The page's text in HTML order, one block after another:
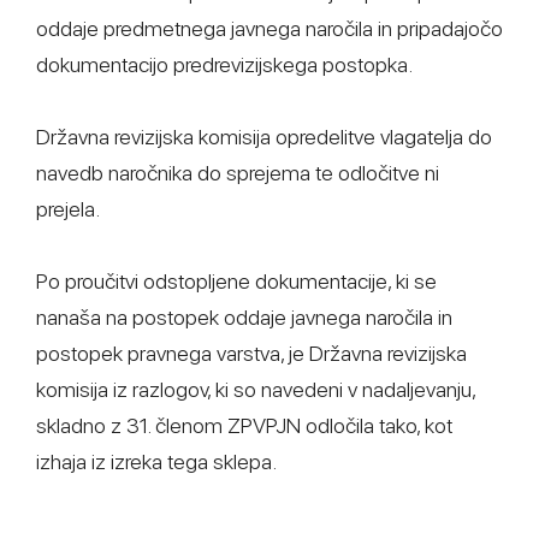
oddaje predmetnega javnega naročila in pripadajočo
dokumentacijo predrevizijskega postopka.
Državna revizijska komisija opredelitve vlagatelja do
navedb naročnika do sprejema te odločitve ni
prejela.
Po proučitvi odstopljene dokumentacije, ki se
nanaša na postopek oddaje javnega naročila in
postopek pravnega varstva, je Državna revizijska
komisija iz razlogov, ki so navedeni v nadaljevanju,
skladno z 31. členom ZPVPJN odločila tako, kot
izhaja iz izreka tega sklepa.